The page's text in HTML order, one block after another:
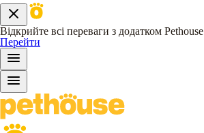
Відкрийте всі переваги з додатком Pethouse
Перейти